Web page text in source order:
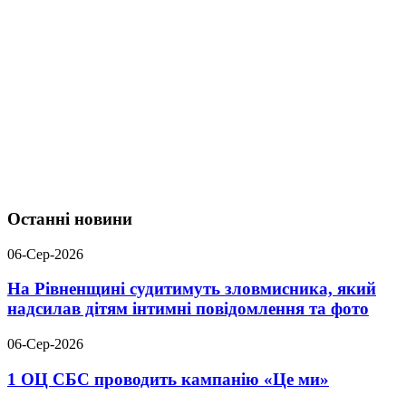
Останні новини
06-Сер-2026
На Рівненщині судитимуть зловмисника, який
надсилав дітям інтимні повідомлення та фото
06-Сер-2026
1 ОЦ СБС проводить кампанію «Це ми»